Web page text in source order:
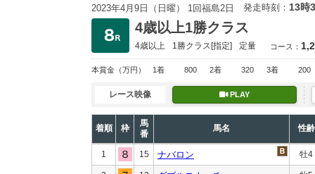
2023年4月9日（日曜） 1回福島2日 発走時刻： 13時
4歳以上1勝クラス
4歳以上 1勝クラス[指定] 定量 コース：
本賞金 （万円） 1着 800 2着 320 3着 200
レース映像 PLAY
着順 枠
馬
番
馬名 性齢
1 15 ナバロン 牡4